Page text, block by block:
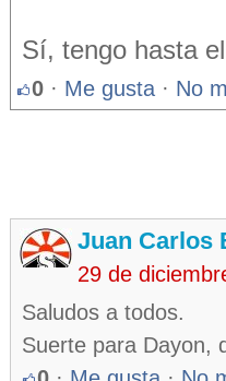
Sí, tengo hasta
0 · Me gusta · No
Juan Carlos
29 de
Saludos a todos.
Suerte para Dayon,